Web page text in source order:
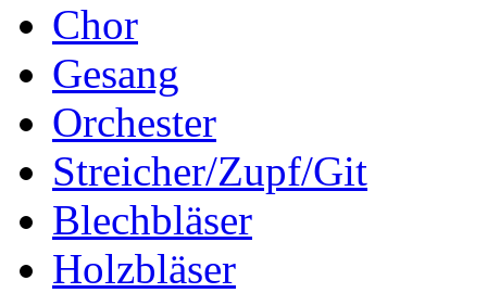
Chor
Gesang
Orchester
Streicher/Zupf/Git
Blechbläser
Holzbläser